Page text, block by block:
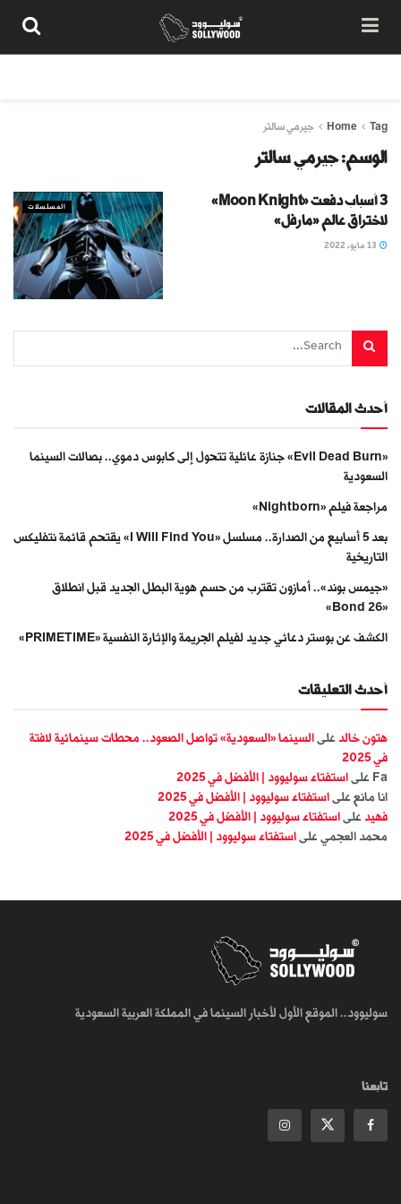
Home Tag جيرمي سالتر
الوسم:جيرمي سالتر
المسلسلات
3 أسباب دفعت «Moon Knight»
لاختراق عالم «مارفل»
أحدث المقالات
«Evil Dead Burn» جنازة عائلية تتحول إلى كابوس دموي.. بصالات السينما
السعودية
مراجعة فيلم «Nightborn»
بعد 5 أسابيع من الصدارة.. مسلسل «I Will Find You» يقتحم قائمة نتفليكس
التاريخية
«جيمس بوند».. أمازون تقترب من حسم هوية البطل الجديد قبل انطلاق
«Bond 26»
الكشف عن بوستر دعائي جديد لفيلم الجريمة والإثارة النفسية «PRIMETIME»
أحدث التعليقات
هتون خالد على السينما «السعودية» تواصل الصعود.. محطات سينمائية لافتة
في 2025
Fa على استفتاء سوليوود | الأفضل في 2025
انا مانع على استفتاء سوليوود | الأفضل في 2025
فهيد على استفتاء سوليوود | الأفضل في 2025
محمد العجمي على استفتاء سوليوود | الأفضل في 2025
سوليوود.. الموقع الأول لأخبار السينما في المملكة العربية السعودية
تابعنا